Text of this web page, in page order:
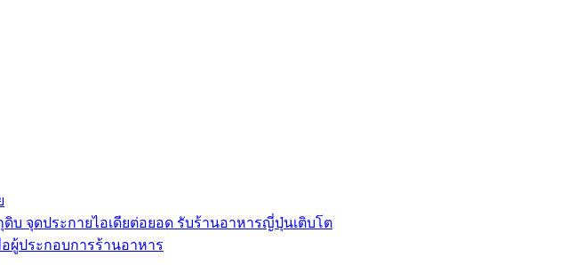
จุดประกายไอเดียต่อยอด รับร้านอาหารญี่ปุ่นเติบโต
ผู้ประกอบการร้านอาหาร